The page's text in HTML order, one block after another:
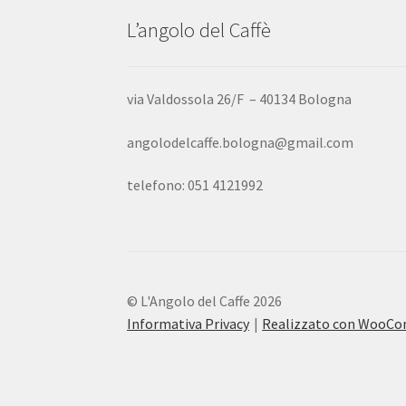
L’angolo del Caffè
via Valdossola 26/F – 40134 Bologna
angolodelcaffe.bologna@gmail.com
telefono: 051 4121992
© L'Angolo del Caffe 2026
Informativa Privacy
Realizzato con